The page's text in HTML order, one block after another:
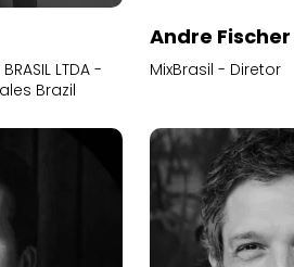
BRASIL LTDA -
Brazil
Andre Fischer
MixBrasil - Diretor